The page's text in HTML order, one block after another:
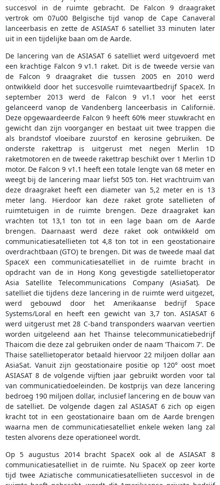
succesvol in de ruimte gebracht. De Falcon 9 draagraket
vertrok om 07u00 Belgische tijd vanop de Cape Canaveral
lanceerbasis en zette de ASIASAT 6 satelliet 33 minuten later
uit in een tijdelijke baan om de Aarde.
De lancering van de ASIASAT 6 satelliet werd uitgevoerd met
een krachtige Falcon 9 v1.1 raket. Dit is de tweede versie van
de Falcon 9 draagraket die tussen 2005 en 2010 werd
ontwikkeld door het succesvolle ruimtevaartbedrijf SpaceX. In
september 2013 werd de Falcon 9 v1.1 voor het eerst
gelanceerd vanop de Vandenberg lanceerbasis in Californië.
Deze opgewaardeerde Falcon 9 heeft 60% meer stuwkracht en
gewicht dan zijn voorganger en bestaat uit twee trappen die
als brandstof vloeibare zuurstof en kerosine gebruiken. De
onderste rakettrap is uitgerust met negen Merlin 1D
raketmotoren en de tweede rakettrap beschikt over 1 Merlin 1D
motor. De Falcon 9 v1.1 heeft een totale lengte van 68 meter en
weegt bij de lancering maar liefst 505 ton. Het vrachtruim van
deze draagraket heeft een diameter van 5,2 meter en is 13
meter lang. Hierdoor kan deze raket grote satellieten of
ruimtetuigen in de ruimte brengen. Deze draagraket kan
vrachten tot 13,1 ton tot in een lage baan om de Aarde
brengen. Daarnaast werd deze raket ook ontwikkeld om
communicatiesatellieten tot 4,8 ton tot in een geostationaire
overdrachtbaan (GTO) te brengen. Dit was de tweede maal dat
SpaceX een communicatiesatelliet in de ruimte bracht in
opdracht van de in Hong Kong gevestigde satellietoperator
Asia Satellite Telecommunications Company (AsiaSat). De
satelliet die tijdens deze lancering in de ruimte werd uitgezet,
werd gebouwd door het Amerikaanse bedrijf Space
Systems/Loral en heeft een gewicht van 3,7 ton. ASIASAT 6
werd uitgerust met 28 C-band transponders waarvan veertien
worden uitgeleend aan het Thainse telecommunicatiebedrijf
Thaicom die deze zal gebruiken onder de naam 'Thaicom 7'. De
Thaise satellietoperator betaald hiervoor 22 miljoen dollar aan
AsiaSat. Vanuit zijn geostationaire positie op 120° oost moet
ASIASAT 8 de volgende vijftien jaar gebruikt worden voor tal
van communicatiedoeleinden. De kostprijs van deze lancering
bedroeg 190 miljoen dollar, inclusief lancering en de bouw van
de satelliet. De volgende dagen zal ASIASAT 6 zich op eigen
kracht tot in een geostationaire baan om de Aarde brengen
waarna men de communicatiesatelliet enkele weken lang zal
testen alvorens deze operationeel wordt.
Op 5 augustus 2014 bracht SpaceX ook al de ASIASAT 8
communicatiesatelliet in de ruimte. Nu SpaceX op zeer korte
tijd twee Aziatische communicatiesatellieten succesvol in de